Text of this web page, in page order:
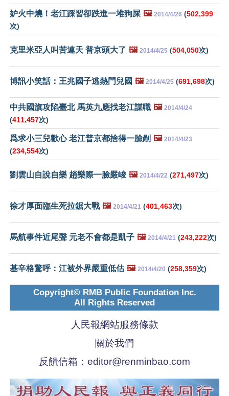
妒火中燒！老江踩習卻跌進一堆狗屎 🖼️ 2014/4/26 (502,399
次)
克里米亞人叫苦連天 普京頭大了 🖼️ 2014/4/25 (504,050次)
博訊小笑話：王兆國子逃熱門兒國 🖼️ 2014/4/25 (691,698次)
中共國旗攻陷臺北 馬英九應找老江謀職 🖼️ 2014/4/24
(411,457次)
爲求小三兒歡心 老江普京都捨得一臉剮 🖼️ 2014/4/23
(234,554次)
劉雲山自說自樂 趙樂際一臉嚴峻 🖼️ 2014/4/22 (271,497次)
徐才厚面臨生死拉鋸大戰 🖼️ 2014/4/21 (401,463次)
馬航事件近尾聲 元老不會都是凱子 🖼️ 2014/4/21 (243,222次)
基辛格驚呼：江被外界嚴重低估 🖼️ 2014/4/20 (258,359次)
Copyright© RMB Public Foundation Inc.
All Rights Reserved
人民報網站服務條款
關於我們
反饋信箱： editor@renminbao.com